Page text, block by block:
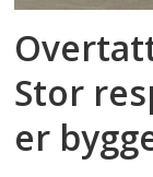
Stor
er